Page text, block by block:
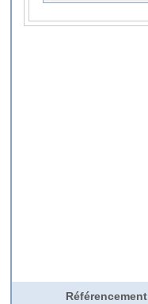
Référencement